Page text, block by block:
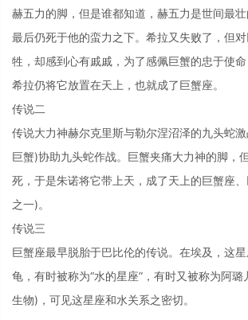
赫五力的脚，但是谁都知道，赫五力是世间最
最后仍死于他的蛮力之下。希拉又失败了，但
牲，却感到心有戚戚，为了感佩巨蟹的忠于使命
希拉仍将它放置在天上，也就成了巨蟹座。
传说二
传说大力神赫尔克里斯与勒尔涅沼泽的九头蛇
巨蟹)协助九头蛇作战。巨蟹夹痛大力神的脚，
死，于是朱诺将它带上天，成了天上的巨蟹座
之一)。
传说三
巨蟹座最早脱胎于巴比伦的传说。在埃及，这
龟，有时被称为“水的星座”，有时又被称为阿璐
生物)，可见这星座和水关系之密切。